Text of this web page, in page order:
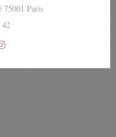
75001 Paris((åbner i et nyt
42
((åbner i et nyt vindue))
Instagram ((åbner i et nyt